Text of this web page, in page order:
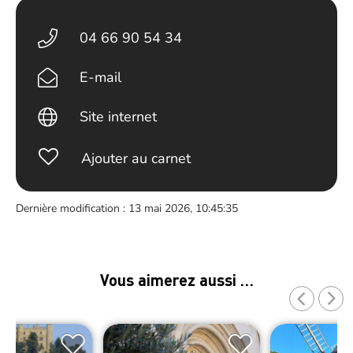
04 66 90 54 34
E-mail
Site internet
Ajouter au carnet
Dernière modification : 13 mai 2026, 10:45:35
Vous aimerez aussi …